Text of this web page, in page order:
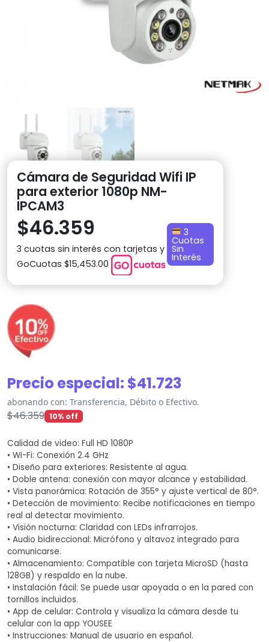
Cámara de Seguridad Wifi IP
para exterior 1080p NM-
IPCAM3
$46.359
3 cuotas sin interés con tarjetas y
GoCuotas $15,453.00
3
Cuotas
Sin
Interés
Precio especial: $41.723
abonando con: Transferencia, Débito o Efectivo.
$46.359 10% off
Calidad de video: Full HD 1080P
• Wi-Fi: Conexión 2.4 GHz
• Diseño para exteriores: Resistente al agua.
• Doble antena: conexión con mayor alcance y estabilidad.
• Vista panorámica: Rotación de 355° y ajuste vertical de 80°.
• Detección de movimiento: Recibe notificaciones en tiempo
real al detectar movimiento.
• Visión nocturna: Claridad con LEDs infrarrojos.
• Audio bidireccional: Micrófono y altavoz integrado para
comunicarse.
• Almacenamiento: Compatible con tarjeta MicroSD (hasta
128GB) y respaldo en la nube.
• Instalación fácil: Se puede usar apoyada o en la pared con
tornillos incluidos.
• App de celular: Controla y visualiza la cámara desde tu
celular con la app YOUSEE
• Instrucciones: Manual de usuario en español.